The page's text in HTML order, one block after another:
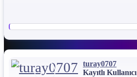
turay0707
Kayıtlı Kullanıcı